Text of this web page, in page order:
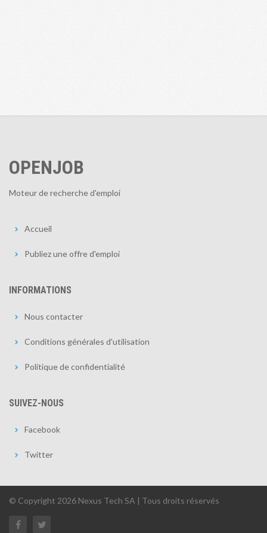
OPENJOB
Moteur de recherche d'emploi
Accueil
Publiez une offre d'emploi
INFORMATIONS
Nous contacter
Conditions générales d'utilisation
Politique de confidentialité
SUIVEZ-NOUS
Facebook
Twitter
© Copyright 2026 Nexus Tech SA | Tous droits réservés